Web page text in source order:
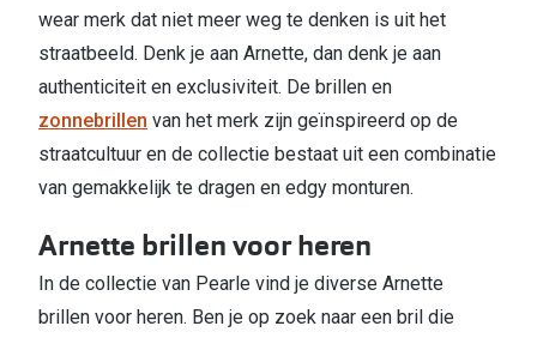
wear merk dat niet meer weg te denken is uit het
straatbeeld. Denk je aan Arnette, dan denk je aan
authenticiteit en exclusiviteit. De brillen en
zonnebrillen van het merk zijn geïnspireerd op de
straatcultuur en de collectie bestaat uit een combinatie
van gemakkelijk te dragen en edgy monturen.
Arnette brillen voor heren
In de collectie van Pearle vind je diverse Arnette
brillen voor heren. Ben je op zoek naar een bril die